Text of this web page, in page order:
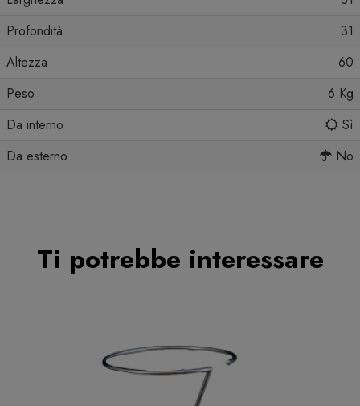
Profondità
31
Altezza
60
Peso
6 Kg
Da interno
Sì
Da esterno
No
Ti potrebbe interessare